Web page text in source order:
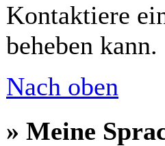
Kontaktiere
beheben kann.
Nach oben
» Meine